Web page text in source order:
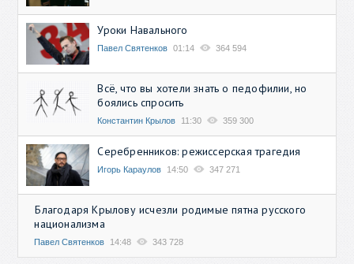
Уроки Навального
Павел Святенков 01:14 364 594
Всё, что вы хотели знать о педофилии, но
боялись спросить
Константин Крылов 11:30 359 300
Серебренников: режиссерская трагедия
Игорь Караулов 14:50 347 271
Благодаря Крылову исчезли родимые пятна русского
национализма
Павел Святенков 14:48 343 728